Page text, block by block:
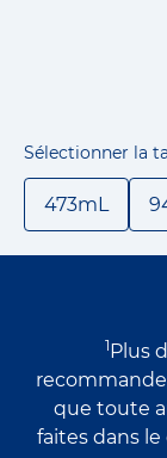
Sélectionner la
473mL
1Plus
que toute
faites dans